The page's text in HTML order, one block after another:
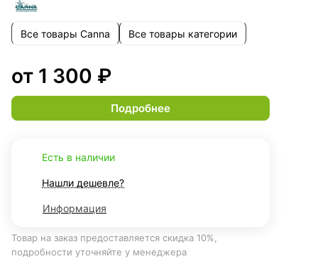
Все товары Canna Все товары категории
от 1 300 ₽
Подробнее
Есть в наличии
Нашли дешевле?
Информация
Товар на заказ предоставляется скидка 10%,
подробности уточняйте у менеджера